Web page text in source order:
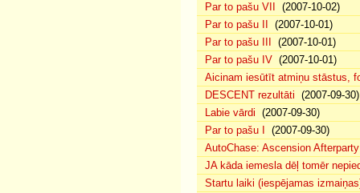
Par to pašu VII
(2007-10-02)
Par to pašu II
(2007-10-01)
Par to pašu III
(2007-10-01)
Par to pašu IV (2007-10-01)
Aicinam iesūtīt atmiņu stāstus,
DESCENT rezultāti (2007-09-30)
Labie vārdi (2007-09-30)
Par to pašu I
(2007-09-30)
AutoChase: Ascension
JA kāda iemesla dēļ tomēr
Startu laiki (iespējamas